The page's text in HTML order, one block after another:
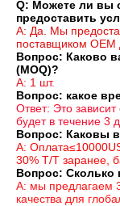
Q: Можете ли вы
предоставить
A: Да. Мы
поставщиком OEM
Вопрос: Каково
(MOQ)?
А: 1 шт.
Вопрос: какое
Ответ: Это зависит
будет в течение 3
Вопрос: Каковы
A:
30% T/T заранее,
Вопрос: Сколько
A: мы предлагаем
качества для